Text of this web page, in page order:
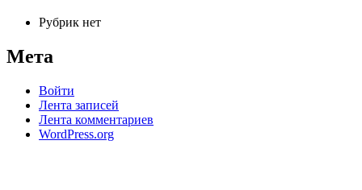
Рубрик нет
Мета
Войти
Лента записей
Лента комментариев
WordPress.org